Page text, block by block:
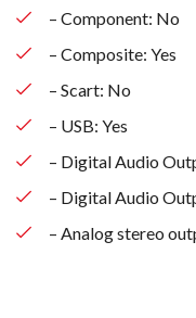
– Component: No
– Composite: Yes
– Scart: No
– USB: Yes
– Digital Audio
– Digital Audio
– Analog stereo